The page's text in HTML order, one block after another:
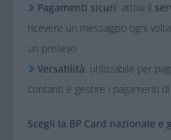
Pagamenti sicuri: attiva il
ricevere un messaggio ogni
un prelievo
Versatilità: utilizzabile per
contanti e gestire i pagamenti
Scegli la BP Card nazionale